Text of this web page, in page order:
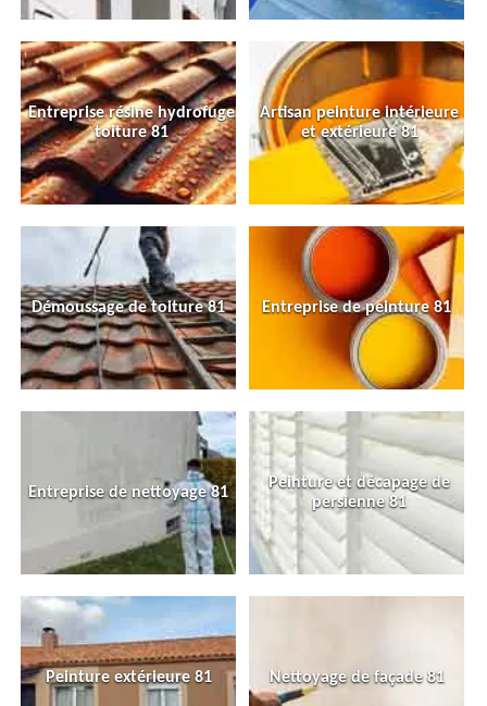
Entreprise résine hydrofuge
toiture 81
Artisan peinture intérieure
et extérieure 81
Démoussage de toiture 81 Entreprise de peinture 81
Entreprise de nettoyage 81
Peinture et décapage de
persienne 81
Peinture extérieure 81 Nettoyage de façade 81